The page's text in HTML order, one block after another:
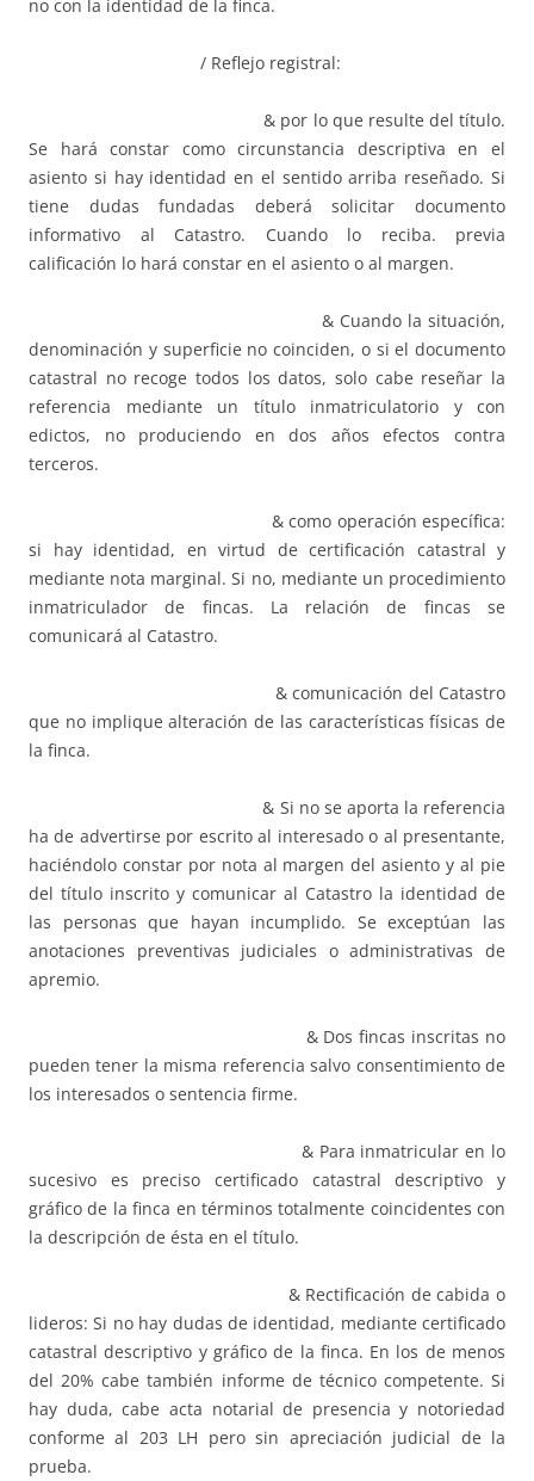
no con la identidad de la finca.
/ Reflejo registral:
& por lo que resulte del título.
Se hará constar como circunstancia descriptiva en el
asiento si hay identidad en el sentido arriba reseñado. Si
tiene dudas fundadas deberá solicitar documento
informativo al Catastro. Cuando lo reciba. previa
calificación lo hará constar en el asiento o al margen.
& Cuando la situación,
denominación y superficie no coinciden, o si el documento
catastral no recoge todos los datos, solo cabe reseñar la
referencia mediante un título inmatriculatorio y con
edictos, no produciendo en dos años efectos contra
terceros.
& como operación específica:
si hay identidad, en virtud de certificación catastral y
mediante nota marginal. Si no, mediante un procedimiento
inmatriculador de fincas. La relación de fincas se
comunicará al Catastro.
& comunicación del Catastro
que no implique alteración de las características físicas de
la finca.
& Si no se aporta la referencia
ha de advertirse por escrito al interesado o al presentante,
haciéndolo constar por nota al margen del asiento y al pie
del título inscrito y comunicar al Catastro la identidad de
las personas que hayan incumplido. Se exceptúan las
anotaciones preventivas judiciales o administrativas de
apremio.
& Dos fincas inscritas no
pueden tener la misma referencia salvo consentimiento de
los interesados o sentencia firme.
& Para inmatricular en lo
sucesivo es preciso certificado catastral descriptivo y
gráfico de la finca en términos totalmente coincidentes con
la descripción de ésta en el título.
& Rectificación de cabida o
lideros: Si no hay dudas de identidad, mediante certificado
catastral descriptivo y gráfico de la finca. En los de menos
del 20% cabe también informe de técnico competente. Si
hay duda, cabe acta notarial de presencia y notoriedad
conforme al 203 LH pero sin apreciación judicial de la
prueba.